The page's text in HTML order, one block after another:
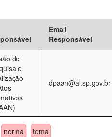
Email
Responsável
de
e
dpaan@al.sp.gov.br
norma tema